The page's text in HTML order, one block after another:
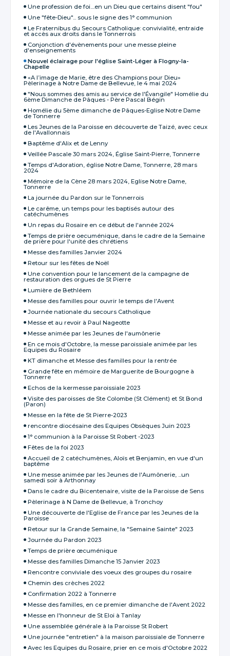
Une profession de foi....en un Dieu que certains disent "fou"
Une "fête-Dieu"... sous le signe des 1° communion
Le Fraternibus du Secours Catholique: convivialité, entraide
et accès aux droits dans le Tonnerrois
Conjonction d'évènements pour une messe pleine
d'enseignements
Nouvel éclairage pour l'église Saint-Léger à Flogny-la-
Chapelle
«A l’image de Marie, être des Champions pour Dieu»
Pèlerinage à Notre Dame de Bellevue, le 4 mai 2024
"Nous sommes des amis au service de l'Évangile" Homélie du
6ème Dimanche de Pâques - Père Pascal Bégin
Homélie du 5ème dimanche de Pâques-Eglise Notre Dame
de Tonnerre
Les Jeunes de la Paroisse en découverte de Taizé, avec ceux
de l'Avallonnais
Baptême d'Alix et de Lenny
Veillée Pascale 30 mars 2024, Église Saint-Pierre, Tonnerre
Temps d'Adoration, église Notre Dame, Tonnerre, 28 mars
2024
Mémoire de la Cène 28 mars 2024, Eglise Notre Dame,
Tonnerre
La journée du Pardon sur le Tonnerrois
Le carême, un temps pour les baptisés autour des
catéchumènes
Un repas du Rosaire en ce début de l'année 2024
Temps de prière oecuménique, dans le cadre de la Semaine
de prière pour l'unité des chrétiens
Messe des familles Janvier 2024
Retour sur les fêtes de Noël
Une convention pour le lancement de la campagne de
restauration des orgues de St Pierre
Lumière de Bethléem
Messe des familles pour ouvrir le temps de l'Avent
Journée nationale du secours Catholique
Messe et au revoir à Paul Nageotte
Messe animée par les Jeunes de l'aumônerie
En ce mois d'Octobre, la messe paroissiale animée par les
Equipes du Rosaire
KT dimanche et Messe des familles pour la rentrée
Grande fête en mémoire de Marguerite de Bourgogne à
Tonnerre
Echos de la kermesse paroissiale 2023
Visite des paroisses de Ste Colombe (St Clément) et St Bond
(Paron)
Messe en la fête de St Pierre-2023
rencontre diocésaine des Equipes Obsèques Juin 2023
1° communion à la Paroisse St Robert -2023
Fêtes de la foi 2023
Accueil de 2 catéchumènes, Aloïs et Benjamin, en vue d'un
baptême
Une messe animée par les Jeunes de l'Aumônerie, ...un
samedi soir à Arthonnay
Dans le cadre du Bicentenaire, visite de la Paroisse de Sens
Pèlerinage à N Dame de Bellevue, à Tronchoy
Une découverte de l'Eglise de France par les Jeunes de la
Paroisse
Retour sur la Grande Semaine, la "Semaine Sainte" 2023
Journée du Pardon 2023
Temps de prière œcuménique
Messe des familles Dimanche 15 Janvier 2023
Rencontre conviviale des voeux des groupes du rosaire
Chemin des crèches 2022
Confirmation 2022 à Tonnerre
Messe des familles, en ce premier dimanche de l'Avent 2022
Messe en l'honneur de St Eloi à Tanlay
Une assemblée générale à la Paroisse St Robert
Une journée "entretien" à la maison paroissiale de Tonnerre
Avec les Equipes du Rosaire, prier en ce mois d'Octobre 2022